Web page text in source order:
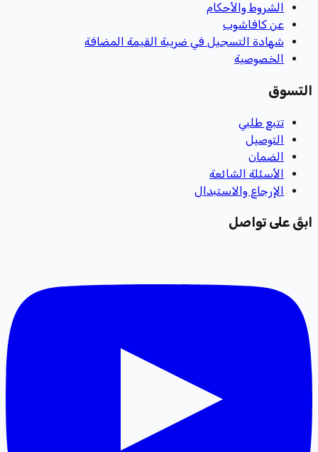
الشروط والأحكام
عن كافاشوب
شهادة التسجيل في ضريبة القيمة المضافة
الخصوصية
التسوق
تتبع طلبي
التوصيل
الضمان
الأسئلة الشائعة
الإرجاع والاستبدال
ابقَ على تواصل